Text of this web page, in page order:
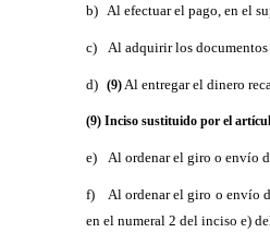
b) Al efectuar el pago, en el
c) Al adquirir los
d) (9) Al entregar el dinero
(9) Inciso sustituido por el
e) Al ordenar el giro o envío
f)
Al ordenar el giro o envío
en el numeral 2 del inciso e)